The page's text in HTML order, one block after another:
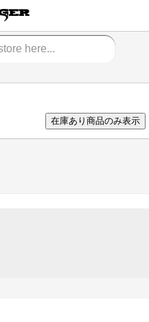
在庫あり商品のみ表示